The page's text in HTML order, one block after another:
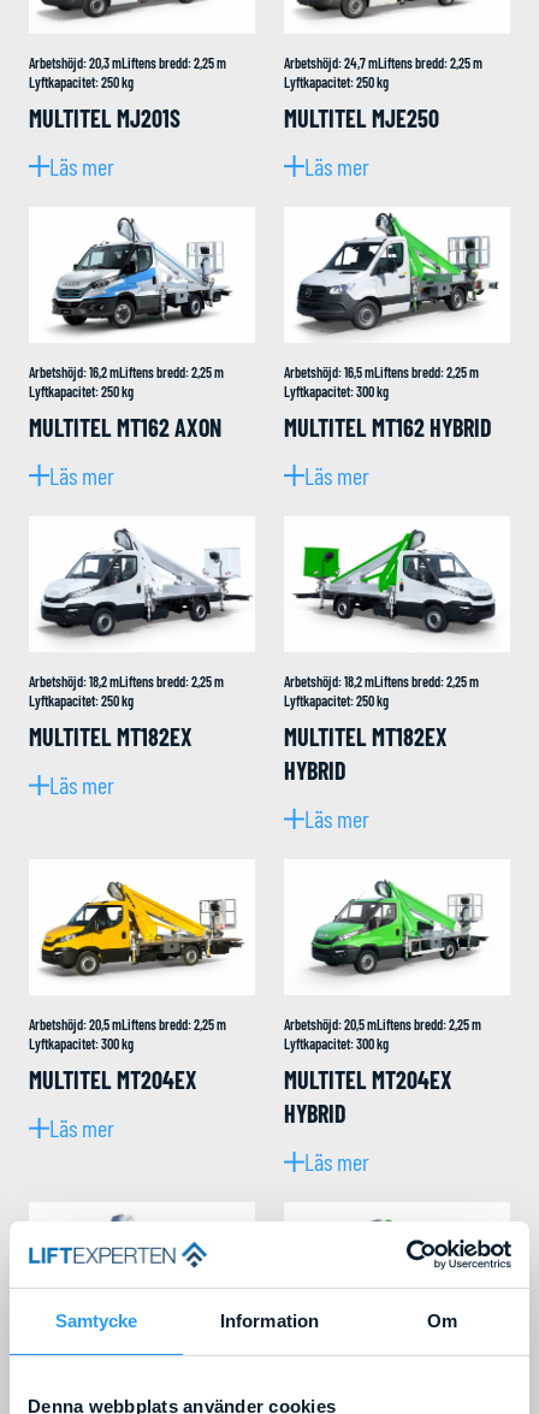
Samtycke Information Om
Denna webbplats använder cookies
Arbetshöjd:20,3mLiftens bredd:2,25m
Lyftkapacitet:250kg
MULTITEL MJ201S
Läs mer
Arbetshöjd:24,7mLiftens bredd:2,25m
Lyftkapacitet:250kg
MULTITEL MJE250
Läs mer
Arbetshöjd:16,2mLiftens bredd:2,25m
Lyftkapacitet:250kg
MULTITEL MT162 AXON
Läs mer
Arbetshöjd:16,5mLiftens bredd:2,25m
Lyftkapacitet:300kg
MULTITEL MT162 HYBRID
Läs mer
Arbetshöjd:18,2mLiftens bredd:2,25m
Lyftkapacitet:250kg
MULTITEL MT182EX
Läs mer
Arbetshöjd:18,2mLiftens bredd:2,25m
Lyftkapacitet:250kg
MULTITEL MT182EX
HYBRID
Läs mer
Arbetshöjd:20,5mLiftens bredd:2,25m
Lyftkapacitet:300kg
MULTITEL MT204EX
Läs mer
Arbetshöjd:20,5mLiftens bredd:2,25m
Lyftkapacitet:300kg
MULTITEL MT204EX
HYBRID
Läs mer